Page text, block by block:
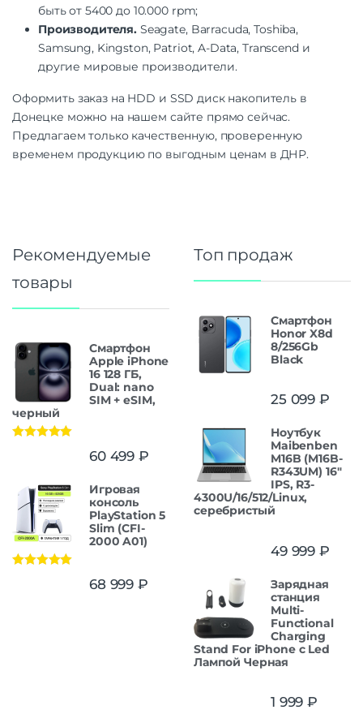
быть от 5400 до 10.000 rpm;
Производителя. Seagate, Barracuda, Toshiba,
Samsung, Kingston, Patriot, A-Data, Transcend и
другие мировые производители.
Оформить заказ на HDD и SSD диск накопитель в
Донецке можно на нашем сайте прямо сейчас.
Предлагаем только качественную, проверенную
временем продукцию по выгодным ценам в ДНР.
Рекомендуемые
товары
Смартфон
Apple iPhone
16 128 ГБ,
Dual: nano
SIM + eSIM,
черный
60 499 ₽
Игровая
консоль
PlayStation 5
Slim (CFI-
2000 A01)
68 999 ₽
Топ продаж
Смартфон
Honor X8d
8/256Gb
Black
25 099 ₽
Ноутбук
Maibenben
M16B (M16B-
R343UM) 16"
IPS, R3-
4300U/16/512/Linux,
серебристый
49 999 ₽
Зарядная
станция
Multi-
Functional
Charging
Stand For iPhone с Led
Лампой Черная
1 999 ₽